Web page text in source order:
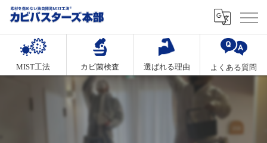
MIST工法 カビ菌検査 選ばれる理由 よくある質問